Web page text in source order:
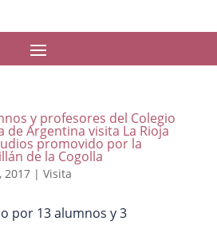
y profesores del Colegio
de Argentina visita La Rioja
promovido por la
de la Cogolla
2017| Visita
por 13 alumnos y 3